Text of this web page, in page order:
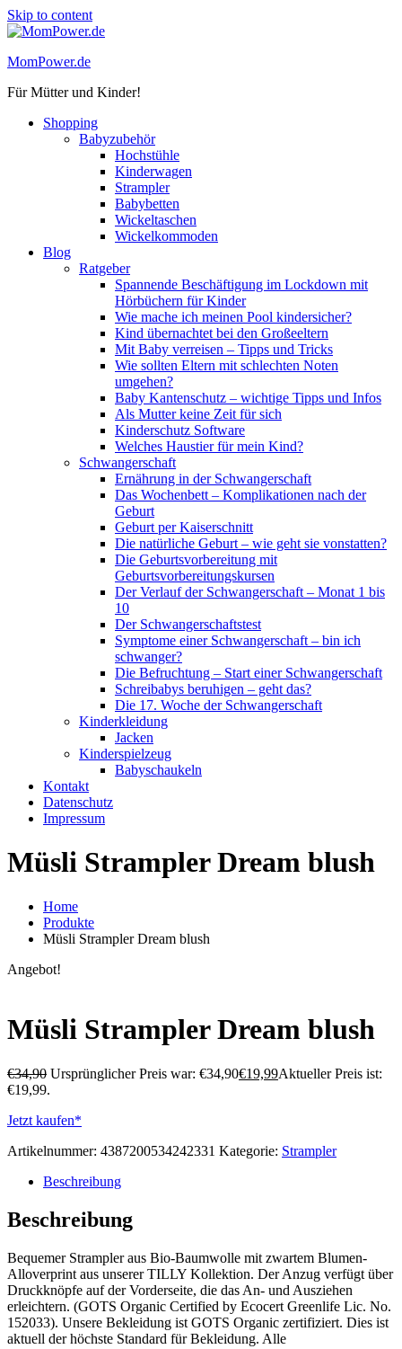
Skip to content
MomPower.de
Für Mütter und Kinder!
Shopping
Babyzubehör
Hochstühle
Kinderwagen
Strampler
Babybetten
Wickeltaschen
Wickelkommoden
Blog
Ratgeber
Spannende Beschäftigung im Lockdown mit
Hörbüchern für Kinder
Wie mache ich meinen Pool kindersicher?
Kind übernachtet bei den Großeeltern
Mit Baby verreisen – Tipps und Tricks
Wie sollten Eltern mit schlechten Noten
umgehen?
Baby Kantenschutz – wichtige Tipps und Infos
Als Mutter keine Zeit für sich
Kinderschutz Software
Welches Haustier für mein Kind?
Schwangerschaft
Ernährung in der Schwangerschaft
Das Wochenbett – Komplikationen nach der
Geburt
Geburt per Kaiserschnitt
Die natürliche Geburt – wie geht sie vonstatten?
Die Geburtsvorbereitung mit
Geburtsvorbereitungskursen
Der Verlauf der Schwangerschaft – Monat 1 bis
10
Der Schwangerschaftstest
Symptome einer Schwangerschaft – bin ich
schwanger?
Die Befruchtung – Start einer Schwangerschaft
Schreibabys beruhigen – geht das?
Die 17. Woche der Schwangerschaft
Kinderkleidung
Jacken
Kinderspielzeug
Babyschaukeln
Kontakt
Datenschutz
Impressum
Müsli Strampler Dream blush
Home
Produkte
Müsli Strampler Dream blush
Angebot!
Müsli Strampler Dream blush
€34,90 Ursprünglicher Preis war: €34,90€19,99Aktueller Preis ist:
€19,99.
Jetzt kaufen*
Artikelnummer: 4387200534242331 Kategorie: Strampler
Beschreibung
Beschreibung
Bequemer Strampler aus Bio-Baumwolle mit zwartem Blumen-
Alloverprint aus unserer TILLY Kollektion. Der Anzug verfügt über
Druckknöpfe auf der Vorderseite, die das An- und Ausziehen
erleichtern. (GOTS Organic Certified by Ecocert Greenlife Lic. No.
152033). Unsere Bekleidung ist GOTS Organic zertifiziert. Dies ist
aktuell der höchste Standard für Bekleidung. Alle